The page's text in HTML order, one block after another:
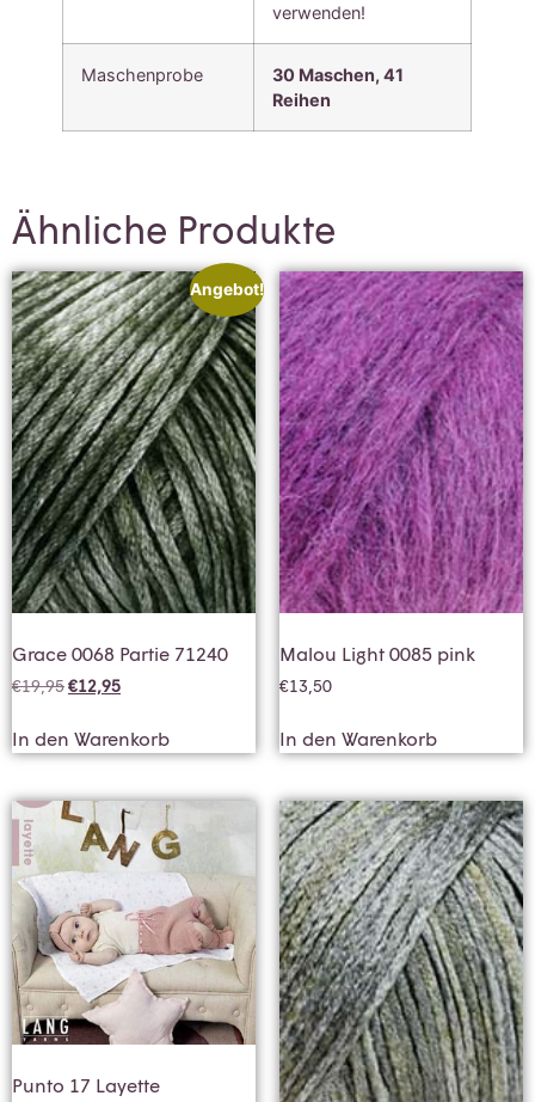
verwenden!
Maschenprobe
30 Maschen, 41
Reihen
Ähnliche Produkte
Angebot!
Grace 0068 Partie 71240
€19,95€12,95
In den Warenkorb
Malou Light 0085 pink
€13,50
In den Warenkorb
Punto 17 Layette